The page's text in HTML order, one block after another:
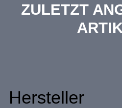
ZULETZT
Hersteller